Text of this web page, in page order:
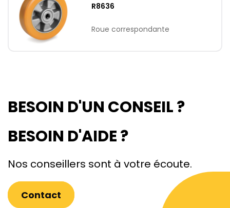
R8636
Roue correspondante
BESOIN D'UN CONSEIL ?
BESOIN D'AIDE ?
Nos conseillers sont à votre écoute.
Contact